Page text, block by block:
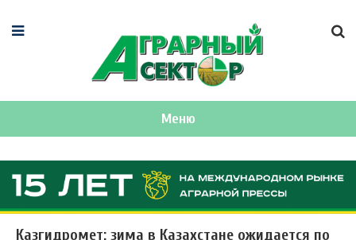
Меню
Казгидромет: зима в Казахстане ожидается по